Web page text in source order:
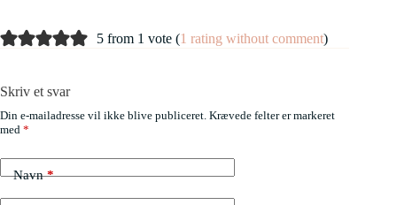
5 from 1 vote (1 rating without comment)
Skriv et svar
Din e-mailadresse vil ikke blive publiceret. Krævede felter er markeret
med *
Navn*